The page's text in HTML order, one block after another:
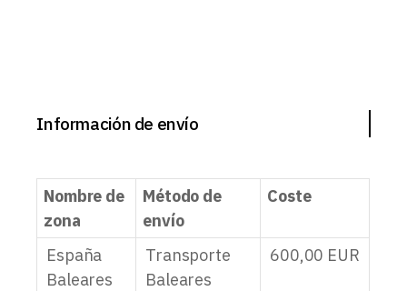
Información de envío
Nombre de
zona
Método de
envío
Coste
España
Baleares
Transporte
Baleares
600,00 EUR